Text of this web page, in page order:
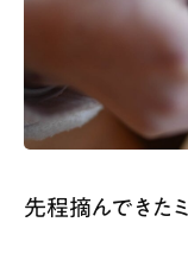
先程摘んできた